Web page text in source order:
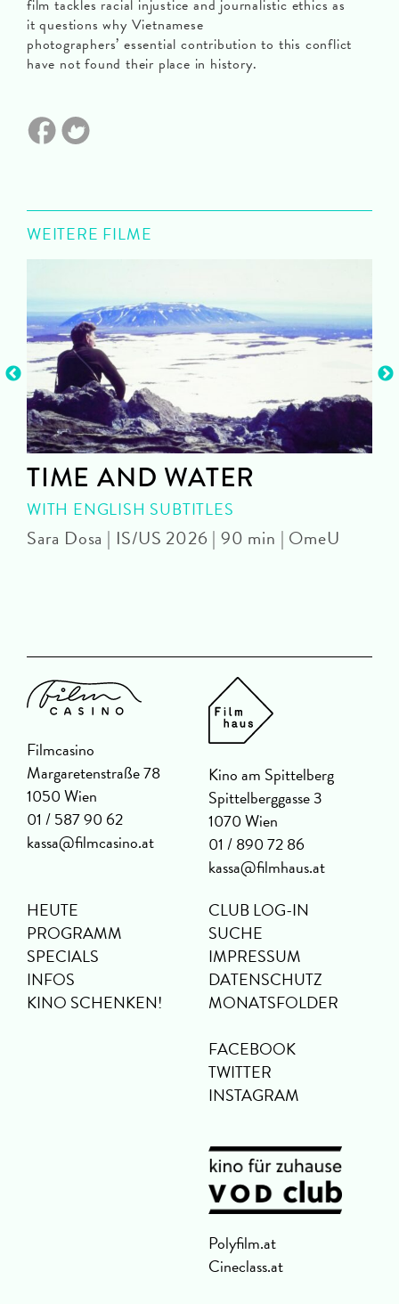
film tackles racial injustice and journalistic ethics as
it questions why Vietnamese
photographers’ essential contribution to this conflict
have not found their place in history.
WEITERE FILME
TIME AND WATER
WITH ENGLISH SUBTITLES
Sara Dosa | IS/US 2026 | 90 min | OmeU
Filmcasino
Margaretenstraße 78
1050 Wien
01 / 587 90 62
kassa@filmcasino.at
Kino am Spittelberg
Spittelberggasse 3
1070 Wien
01 / 890 72 86
kassa@filmhaus.at
HEUTE
PROGRAMM
SPECIALS
INFOS
KINO SCHENKEN!
CLUB LOG-IN
SUCHE
IMPRESSUM
DATENSCHUTZ
MONATSFOLDER
FACEBOOK
TWITTER
INSTAGRAM
Polyfilm.at
Cineclass.at